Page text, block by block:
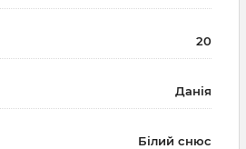
20
Данія
Білий снюс